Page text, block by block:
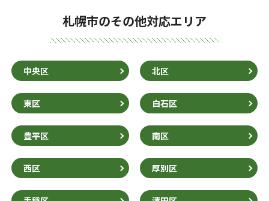
札幌市のその他対応エリア
中央区 北区
東区 白石区
豊平区 南区
西区 厚別区